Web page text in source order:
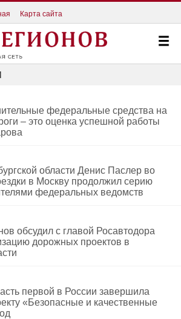
Карта сайта
федеральные средства на
– это оценка успешной работы
области Денис Паслер во
в Москву продолжил серию
федеральных ведомств
обсудил с главой Росавтодора
дорожных проектов в
первой в России завершила
«Безопасные и качественные